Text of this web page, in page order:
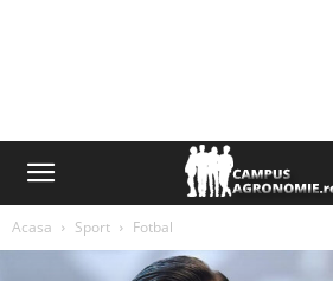
Acasa Sport Fotbal